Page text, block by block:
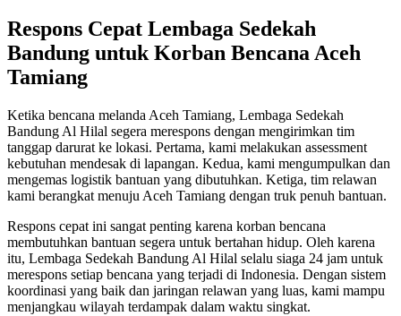
Respons Cepat Lembaga Sedekah
Bandung untuk Korban Bencana Aceh
Tamiang
Ketika bencana melanda Aceh Tamiang, Lembaga Sedekah
Bandung Al Hilal segera merespons dengan mengirimkan tim
tanggap darurat ke lokasi. Pertama, kami melakukan assessment
kebutuhan mendesak di lapangan. Kedua, kami mengumpulkan dan
mengemas logistik bantuan yang dibutuhkan. Ketiga, tim relawan
kami berangkat menuju Aceh Tamiang dengan truk penuh bantuan.
Respons cepat ini sangat penting karena korban bencana
membutuhkan bantuan segera untuk bertahan hidup. Oleh karena
itu, Lembaga Sedekah Bandung Al Hilal selalu siaga 24 jam untuk
merespons setiap bencana yang terjadi di Indonesia. Dengan sistem
koordinasi yang baik dan jaringan relawan yang luas, kami mampu
menjangkau wilayah terdampak dalam waktu singkat.